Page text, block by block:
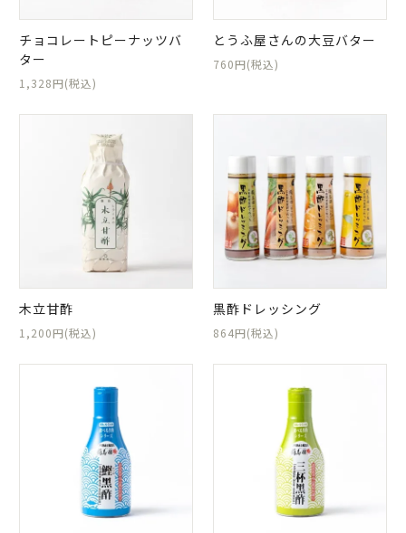
チョコレートピーナッツバ
ター
1,328円(税込)
とうふ屋さんの大豆バター
760円(税込)
木立甘酢
1,200円(税込)
黒酢ドレッシング
864円(税込)